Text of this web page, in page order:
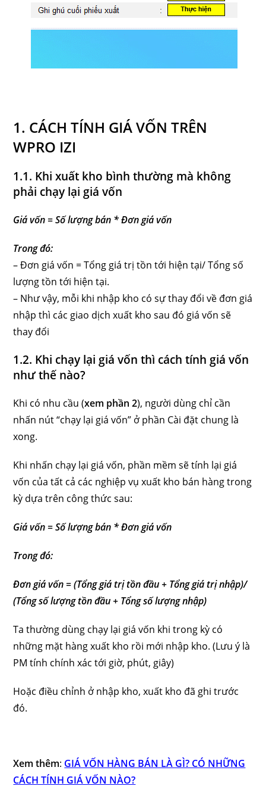
1. CÁCH TÍNH GIÁ VỐN TRÊN
WPRO IZI
1.1. Khi xuất kho bình thường mà không
phải chạy lại giá vốn
Giá vốn = Số lượng bán * Đơn giá vốn
Trong đó:
– Đơn giá vốn = Tổng giá trị tồn tới hiện tại/ Tổng số
lượng tồn tới hiện tại.
– Như vậy, mỗi khi nhập kho có sự thay đổi về đơn giá
nhập thì các giao dịch xuất kho sau đó giá vốn sẽ
thay đổi
1.2. Khi chạy lại giá vốn thì cách tính giá vốn
như thế nào?
Khi có nhu cầu (xem phần 2), người dùng chỉ cần
nhấn nút “chạy lại giá vốn” ở phần Cài đặt chung là
xong.
Khi nhấn chạy lại giá vốn, phần mềm sẽ tính lại giá
vốn của tất cả các nghiệp vụ xuất kho bán hàng trong
kỳ dựa trên công thức sau:
Giá vốn = Số lượng bán * Đơn giá vốn
Trong đó:
Đơn giá vốn = (Tổng giá trị tồn đầu + Tổng giá trị nhập)/
(Tổng số lượng tồn đầu + Tổng số lượng nhập)
Ta thường dùng chạy lại giá vốn khi trong kỳ có
những mặt hàng xuất kho rồi mới nhập kho. (Lưu ý là
PM tính chính xác tới giờ, phút, giây)
Hoặc điều chỉnh ở nhập kho, xuất kho đã ghi trước
đó.
Xem thêm: GIÁ VỐN HÀNG BÁN LÀ GÌ? CÓ NHỮNG
CÁCH TÍNH GIÁ VỐN NÀO?